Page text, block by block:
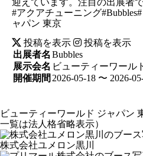
#アクアチューニング
ャパン 東京
投稿を表示
投稿を表示
出展者名 Bubbles
展示会名 ビューティーワール
開催期間 2026-05-18 〜 2026-
ビューティーワールド ジャパン
一覧は法人格省略表示）
株式会社ユメロン黒川